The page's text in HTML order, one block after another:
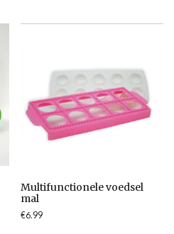
Multifunctionele voedsel
mal
€6.99